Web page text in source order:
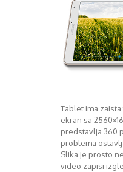
Tablet ima
ekran sa
predstavlja 360
problema
Slika je prosto
video zapisi